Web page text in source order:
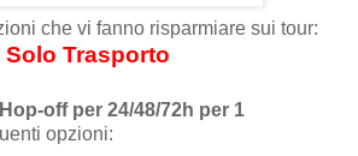
che vi fanno risparmiare sui tour:
Solo Trasporto
off per 24/48/72h per 1
opzioni: